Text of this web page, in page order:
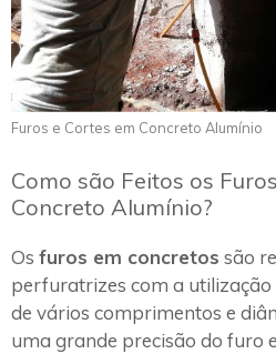
Furos e Cortes em Concreto Alumínio
Como são Feitos os
Concreto Alumínio?
Os furos em concretos são
perfuratrizes com a
de vários comprimentos e
uma grande precisão do furo